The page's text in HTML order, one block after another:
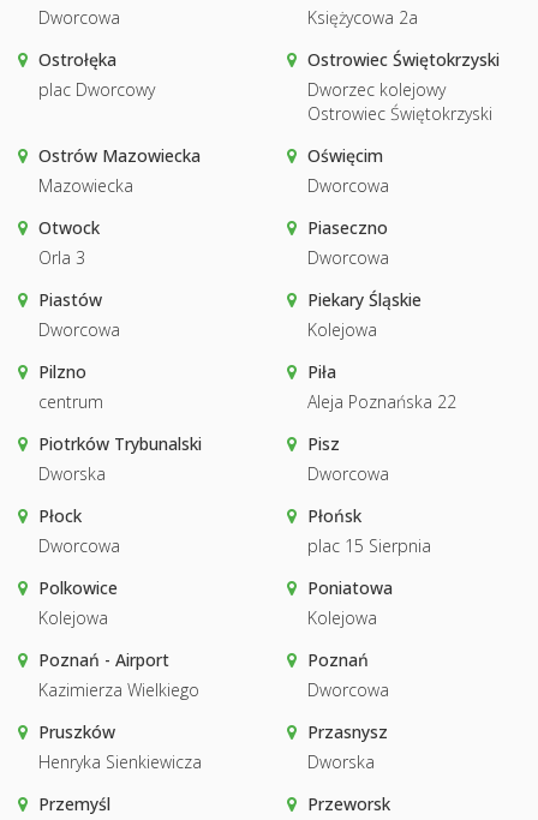
Dworcowa
Księżycowa 2a
Ostrołęka
plac Dworcowy
Ostrowiec Świętokrzyski
Dworzec kolejowy
Ostrowiec Świętokrzyski
Ostrów Mazowiecka
Mazowiecka
Oświęcim
Dworcowa
Otwock
Orla 3
Piaseczno
Dworcowa
Piastów
Dworcowa
Piekary Śląskie
Kolejowa
Pilzno
centrum
Piła
Aleja Poznańska 22
Piotrków Trybunalski
Dworska
Pisz
Dworcowa
Płock
Dworcowa
Płońsk
plac 15 Sierpnia
Polkowice
Kolejowa
Poniatowa
Kolejowa
Poznań - Airport
Kazimierza Wielkiego
Poznań
Dworcowa
Pruszków
Henryka Sienkiewicza
Przasnysz
Dworska
Przemyśl
Przeworsk